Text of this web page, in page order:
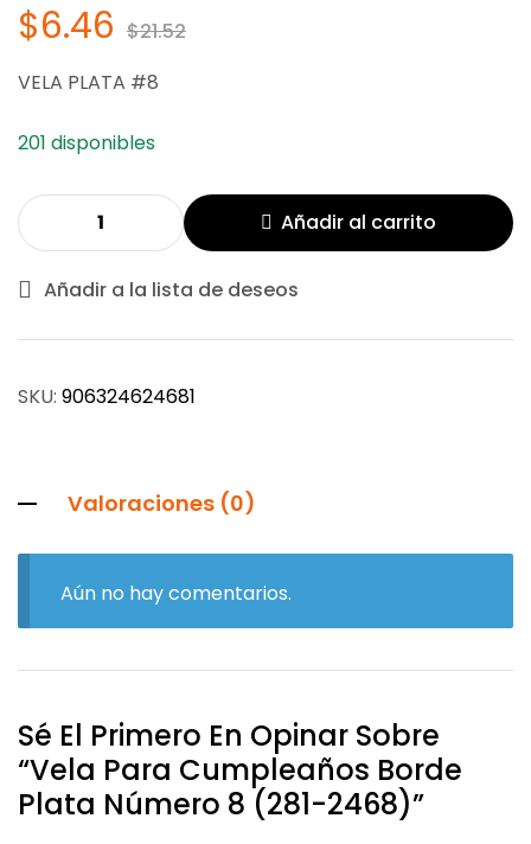
$21.52
$6.46
VELA PLATA #8
201 disponibles
Añadir al carrito
Añadir a la lista de deseos
SKU: 906324624681
Valoraciones (0)
Aún no hay comentarios.
Sé El Primero En Opinar Sobre
“Vela Para Cumpleaños Borde
Plata Número 8 (281-2468)”